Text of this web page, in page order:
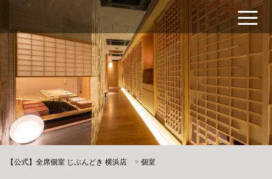
【公式】全席個室 じぶんどき 横浜店 >個室